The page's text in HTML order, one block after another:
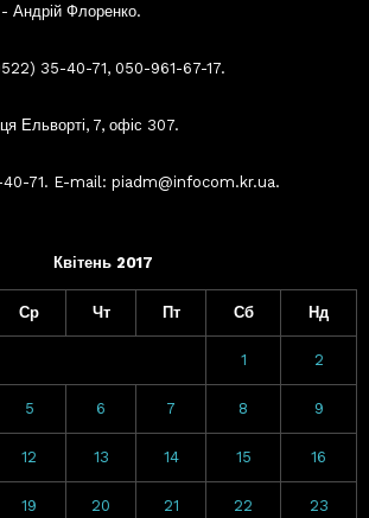
- Андрій Флоренко.
35-40-71, 050-961-67-17.
Ельворті, 7, офіс 307.
71. E-mail: piadm@infocom.kr.ua.
Квітень 2017
Ср Чт Пт Сб Нд
1 2
5 6 7 8 9
12 13 14 15 16
19 20 21 22 23